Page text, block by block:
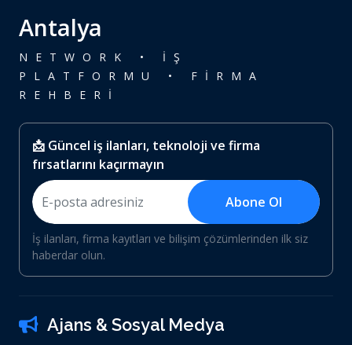
Antalya
NETWORK • İŞ
PLATFORMU • FİRMA
REHBERİ
📩 Güncel iş ilanları, teknoloji ve firma
fırsatlarını kaçırmayın
Abone Ol
İş ilanları, firma kayıtları ve bilişim çözümlerinden ilk siz
haberdar olun.
Ajans & Sosyal Medya